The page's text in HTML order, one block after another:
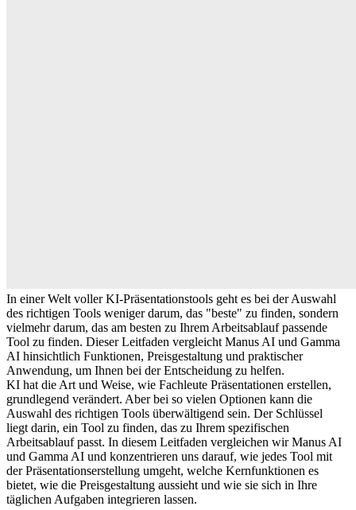
In einer Welt voller KI-Präsentationstools geht es bei der Auswahl
des richtigen Tools weniger darum, das "beste" zu finden, sondern
vielmehr darum, das am besten zu Ihrem Arbeitsablauf passende
Tool zu finden. Dieser Leitfaden vergleicht Manus AI und Gamma
AI hinsichtlich Funktionen, Preisgestaltung und praktischer
Anwendung, um Ihnen bei der Entscheidung zu helfen.
KI hat die Art und Weise, wie Fachleute Präsentationen erstellen,
grundlegend verändert. Aber bei so vielen Optionen kann die
Auswahl des richtigen Tools überwältigend sein. Der Schlüssel
liegt darin, ein Tool zu finden, das zu Ihrem spezifischen
Arbeitsablauf passt. In diesem Leitfaden vergleichen wir Manus AI
und Gamma AI und konzentrieren uns darauf, wie jedes Tool mit
der Präsentationserstellung umgeht, welche Kernfunktionen es
bietet, wie die Preisgestaltung aussieht und wie sie sich in Ihre
täglichen Aufgaben integrieren lassen.